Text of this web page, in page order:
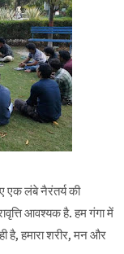
एक लंबे नैरंतर्य की
आवश्यक है. हम गंगा में
है, हमारा शरीर, मन और